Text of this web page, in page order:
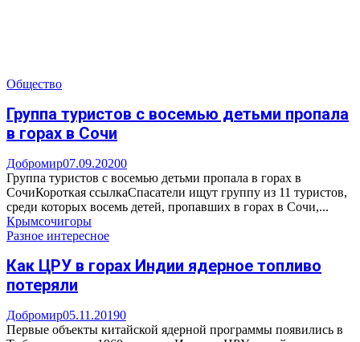
Общество
Группа туристов с восемью детьми пропала
в горах в Сочи
Добромир07.09.20200
Группа туристов с восемью детьми пропала в горах в
СочиКороткая ссылкаСпасатели ищут группу из 11 туристов,
среди которых восемь детей, пропавших в горах в Сочи,...
Крымсочигоры
Разное интересное
Как ЦРУ в горах Индии ядерное топливо
потеряли
Добромир05.11.20190
Первые объекты китайской ядерной программы появились в